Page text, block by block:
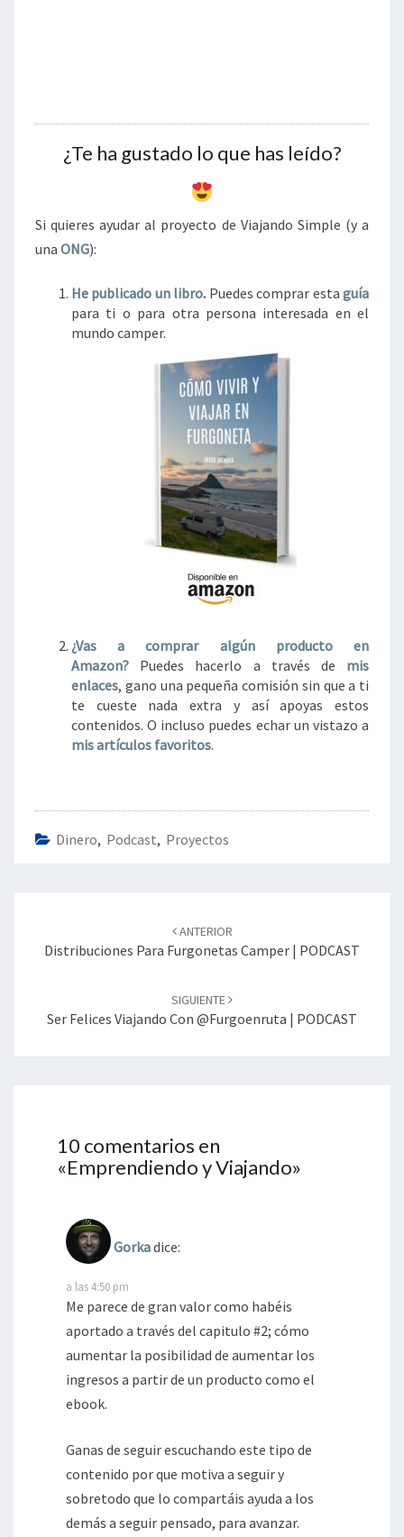
¿Te ha gustado lo que has leído?
Si quieres ayudar al proyecto de Viajando Simple (y a
una ONG):
He publicado un libro. Puedes comprar estaguía
para ti o para otra persona interesada en el
mundo camper.
¿Vas a comprar algúnproducto en
Amazon? Puedes hacerlo a través de mis
enlaces, gano una pequeña comisión sin que a ti
te cueste nada extra y así apoyas estos
contenidos. O incluso puedes echar un vistazo a
mis artículos favoritos.
Dinero, Podcast, Proyectos
entradas
ANTERIOR
Distribuciones Para Furgonetas Camper | PODCAST
SIGUIENTE
Ser Felices Viajando Con @furgoenruta | PODCAST
10 comentarios en
«Emprendiendo y Viajando»
Gorkadice:
a las 4:50 pm
Me parece de gran valor como habéis
aportado a través del capitulo #2; cómo
aumentar la posibilidad de aumentar los
ingresos a partir de un producto como el
ebook.
Ganas de seguir escuchando este tipo de
contenido por que motiva a seguir y
sobretodo que lo compartáis ayuda a los
demás a seguir pensado, para avanzar.